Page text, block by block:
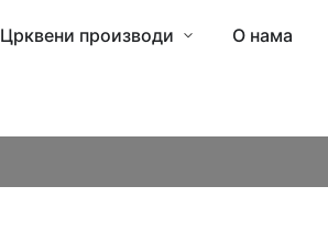
Црквени производи О нама